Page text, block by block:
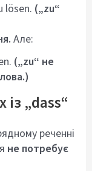
lösen. („zu“
Але:
(„zu“ не
„dass“
реченні
не потребує